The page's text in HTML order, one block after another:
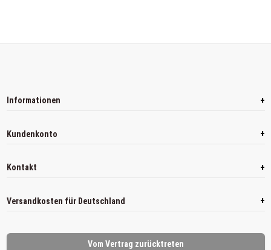
Informationen +
Kundenkonto +
Kontakt +
Versandkosten für Deutschland +
Vom Vertrag zurücktreten